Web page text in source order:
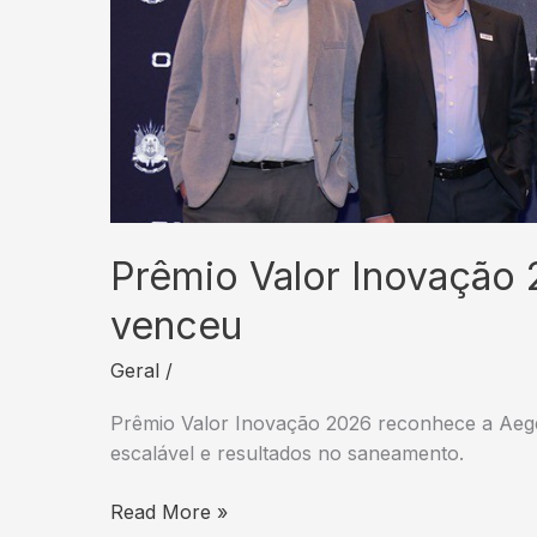
Prêmio Valor
venceu
Geral /
Prêmio Valor Inovação 2026 reconhece a
escalável e resultados no saneamento.
Prêmio
Read More »